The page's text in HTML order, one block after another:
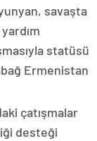
savaşta
statüsü
Ermenistan
çatışmalar
desteği